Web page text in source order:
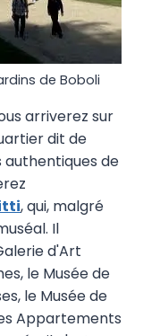
de Boboli
arriverez sur
dit de
authentiques de
, qui, malgré
Il
d'Art
le Musée de
le Musée de
Appartements